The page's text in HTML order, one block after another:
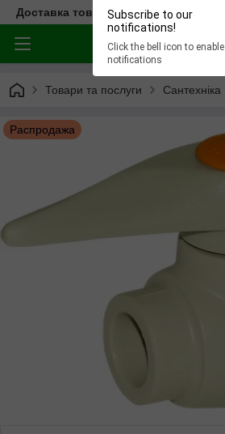
Subscribe to our
notifications!
Click the bell icon to enable
notifications
Доставка товара по всей Украине
Товари та послуги Сантехніка
Распродажа